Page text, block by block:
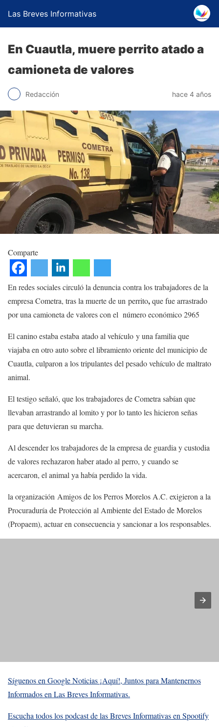
Las Breves Informativas
En Cuautla, muere perrito atado a
camioneta de valores
Redacción hace 4 años
Comparte
En redes sociales circuló la denuncia contra los trabajadores de la
empresa Cometra, tras la muerte de un perrito,que fue arrastrado
por una camioneta de valores con el número económico 2965
El canino estaba estaba atado al vehículo y una familia que
viajaba en otro auto sobre el libramiento oriente del municipio de
Cuautla, culparon a los tripulantes del pesado vehículo de maltrato
animal.
El testigo señaló, que los trabajadores de Cometra sabían que
llevaban arrastrando al lomito y por lo tanto les hicieron señas
para que detuvieran su marcha.
Al descender los trabajadores de la empresa de guardia y custodia
de valores rechazaron haber atado al perro, y cuando se
acercaron, el animal ya había perdido la vida.
la organización Amigos de los Perros Morelos A.C. exigieron a la
Procuraduría de Protección al Ambiente del Estado de Morelos
(Propaem), actuar en consecuencia y sancionar a los responsables.
Síguenos en Google Noticias ¡Aquí!, Juntos para Mantenernos
Informados en Las Breves Informativas.
Escucha todos los podcast de las Breves Informativas en Spootify